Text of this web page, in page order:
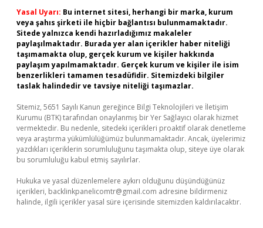
Yasal Uyarı: Bu internet sitesi, herhangi bir marka, kurum
veya şahıs şirketi ile hiçbir bağlantısı bulunmamaktadır.
Sitede yalnızca kendi hazırladığımız makaleler
paylaşılmaktadır. Burada yer alan içerikler haber niteliği
taşımamakta olup, gerçek kurum ve kişiler hakkında
paylaşım yapılmamaktadır. Gerçek kurum ve kişiler ile isim
benzerlikleri tamamen tesadüfidir. Sitemizdeki bilgiler
taslak halindedir ve tavsiye niteliği taşımazlar.
Sitemiz, 5651 Sayılı Kanun gereğince Bilgi Teknolojileri ve İletişim
Kurumu (BTK) tarafından onaylanmış bir Yer Sağlayıcı olarak hizmet
vermektedir. Bu nedenle, sitedeki içerikleri proaktif olarak denetleme
veya araştırma yükümlülüğümüz bulunmamaktadır. Ancak, üyelerimiz
yazdıkları içeriklerin sorumluluğunu taşımakta olup, siteye üye olarak
bu sorumluluğu kabul etmiş sayılırlar.
Hukuka ve yasal düzenlemelere aykırı olduğunu düşündüğünüz
içerikleri, backlinkpanelicomtr@gmail.com adresine bildirmeniz
halinde, ilgili içerikler yasal süre içerisinde sitemizden kaldırılacaktır.